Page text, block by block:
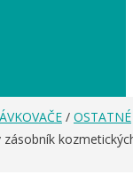
/ OSTATNÉ